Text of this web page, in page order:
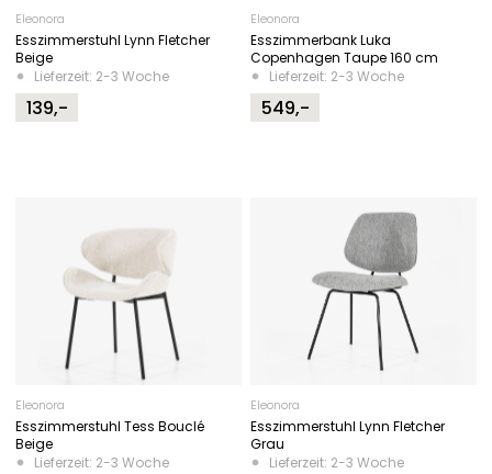
Eleonora
Esszimmerstuhl Lynn Fletcher
Beige
Lieferzeit: 2-3 Woche
139,-
Eleonora
Esszimmerbank Luka
Copenhagen Taupe 160 cm
Lieferzeit: 2-3 Woche
549,-
Eleonora
Esszimmerstuhl Tess Bouclé
Beige
Lieferzeit: 2-3 Woche
Eleonora
Esszimmerstuhl Lynn Fletcher
Grau
Lieferzeit: 2-3 Woche